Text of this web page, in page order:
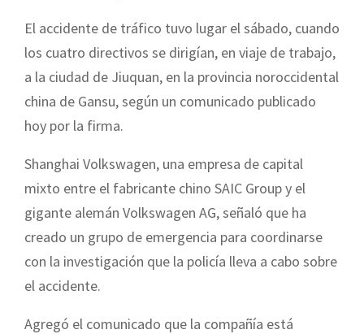
El accidente de tráfico tuvo lugar el sábado, cuando
los cuatro directivos se dirigían, en viaje de trabajo,
a la ciudad de Jiuquan, en la provincia noroccidental
china de Gansu, según un comunicado publicado
hoy por la firma.
Shanghai Volkswagen, una empresa de capital
mixto entre el fabricante chino SAIC Group y el
gigante alemán Volkswagen AG, señaló que ha
creado un grupo de emergencia para coordinarse
con la investigación que la policía lleva a cabo sobre
el accidente.
Agregó el comunicado que la compañía está